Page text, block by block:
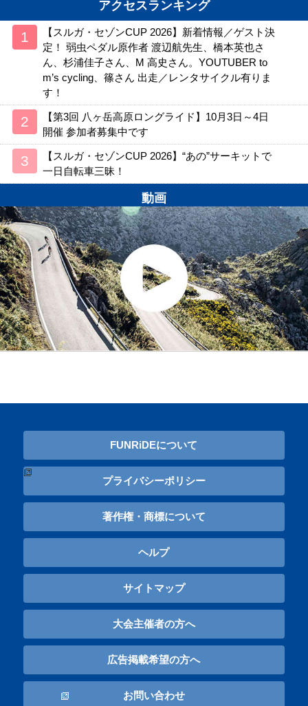
アクセスランキング
【スルガ・セゾンCUP 2026】新着情報／ゲスト決
定！ 弱虫ペダル原作者 渡辺航先生、橋本英也さ
ん、杉浦佳子さん、M 高史さん。YOUTUBER to
m’s cycling、篠さん 出走／レンタサイクル有りま
す！
【第3回 八ヶ岳高原ロングライド】10月3日～4日
開催 参加者募集中です
【スルガ・セゾンCUP 2026】“あの”サーキットで
一日自転車三昧！
動画
FUNRiDEについて
プライバシーポリシー
著作権・商標について
ヘルプ
サイトマップ
大会主催者の方へ
広告掲載希望の方へ
お問い合わせ